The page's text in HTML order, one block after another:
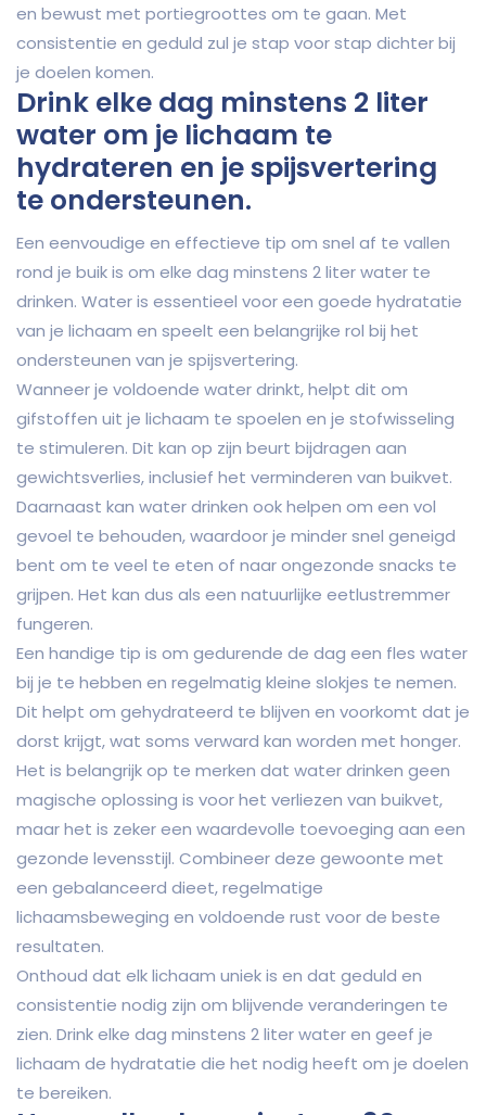
en bewust met portiegroottes om te gaan. Met
consistentie en geduld zul je stap voor stap dichter bij
je doelen komen.
Drink elke dag minstens 2 liter
water om je lichaam te
hydrateren en je spijsvertering
te ondersteunen.
Een eenvoudige en effectieve tip om snel af te vallen
rond je buik is om elke dag minstens 2 liter water te
drinken. Water is essentieel voor een goede hydratatie
van je lichaam en speelt een belangrijke rol bij het
ondersteunen van je spijsvertering.
Wanneer je voldoende water drinkt, helpt dit om
gifstoffen uit je lichaam te spoelen en je stofwisseling
te stimuleren. Dit kan op zijn beurt bijdragen aan
gewichtsverlies, inclusief het verminderen van buikvet.
Daarnaast kan water drinken ook helpen om een vol
gevoel te behouden, waardoor je minder snel geneigd
bent om te veel te eten of naar ongezonde snacks te
grijpen. Het kan dus als een natuurlijke eetlustremmer
fungeren.
Een handige tip is om gedurende de dag een fles water
bij je te hebben en regelmatig kleine slokjes te nemen.
Dit helpt om gehydrateerd te blijven en voorkomt dat je
dorst krijgt, wat soms verward kan worden met honger.
Het is belangrijk op te merken dat water drinken geen
magische oplossing is voor het verliezen van buikvet,
maar het is zeker een waardevolle toevoeging aan een
gezonde levensstijl. Combineer deze gewoonte met
een gebalanceerd dieet, regelmatige
lichaamsbeweging en voldoende rust voor de beste
resultaten.
Onthoud dat elk lichaam uniek is en dat geduld en
consistentie nodig zijn om blijvende veranderingen te
zien. Drink elke dag minstens 2 liter water en geef je
lichaam de hydratatie die het nodig heeft om je doelen
te bereiken.